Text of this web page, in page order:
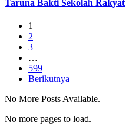
Taruna Bakti Sekolah Rakyat
1
2
3
…
599
Berikutnya
No More Posts Available.
No more pages to load.